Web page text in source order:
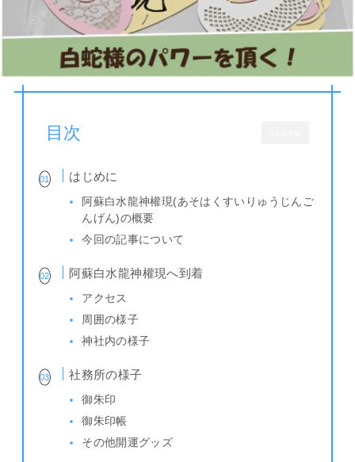
目次
はじめに
阿蘇白水龍神權現(あそはくすいりゅうじんご
んげん)の概要
今回の記事について
阿蘇白水龍神權現へ到着
アクセス
周囲の様子
神社内の様子
社務所の様子
御朱印
御朱印帳
その他開運グッズ